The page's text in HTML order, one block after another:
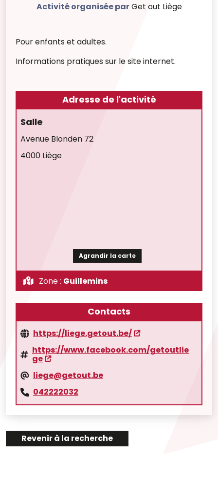
Activité organisée parGet out Liège
Pour enfants et adultes.
Informations pratiques sur le site internet.
Adresse de l'activité
Salle
Avenue Blonden 72
4000 Liège
Agrandir la carte
Zone : Guillemins
Contacts
https://liege.getout.be/
https://www.facebook.com/getoutlie
ge
liege@getout.be
042222032
Revenir à la recherche